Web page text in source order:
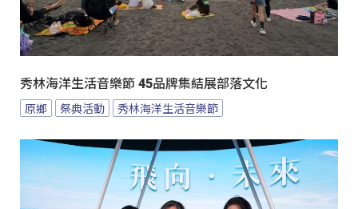
秀林海洋生活音樂節 45品牌集結展部落文化
原鄉 祭典活動 秀林海洋生活音樂節